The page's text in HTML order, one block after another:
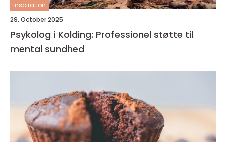
inspiration
29. October 2025
Psykolog i Kolding: Professionel støtte til
mental sundhed